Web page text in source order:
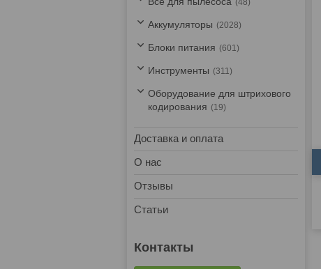
48
Аккумуляторы 2028
Блоки питания 601
Инструменты 311
Оборудование для штрихового
кодирования
19
Доставка и оплата
О нас
Отзывы
Статьи